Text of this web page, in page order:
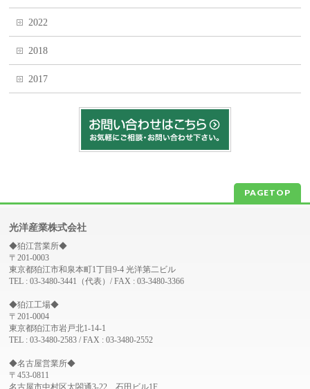
2022
2018
2017
PAGETOP
光洋産業株式会社
◆狛江営業所◆
〒201-0003
東京都狛江市和泉本町1丁目9-4 光洋第二ビル
TEL : 03-3480-3441（代表）/ FAX : 03-3480-3366
◆狛江工場◆
〒201-0004
東京都狛江市岩戸北1-14-1
TEL : 03-3480-2583 / FAX : 03-3480-2552
◆名古屋営業所◆
〒453-0811
名古屋市中村区太閤通3-22 石田ビル1F